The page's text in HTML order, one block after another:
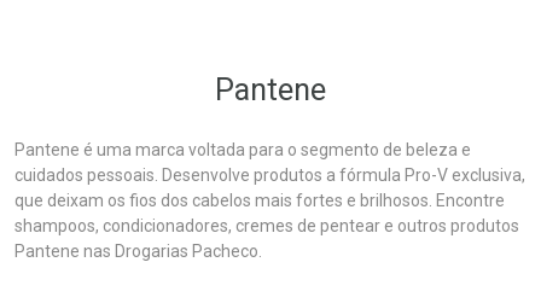
Pantene
Pantene é uma marca voltada para o segmento de beleza e
cuidados pessoais. Desenvolve produtos a fórmula Pro-V exclusiva,
que deixam os fios dos cabelos mais fortes e brilhosos. Encontre
shampoos, condicionadores, cremes de pentear e outros produtos
Pantene nas Drogarias Pacheco.